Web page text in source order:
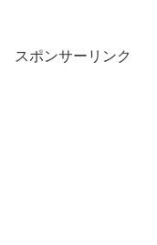
スポンサーリンク